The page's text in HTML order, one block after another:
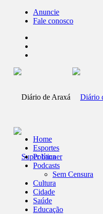
Anuncie
Fale conosco
Home
Esportes
Política
Podcasts
Sem Censura
Cultura
Cidade
Saúde
Educação